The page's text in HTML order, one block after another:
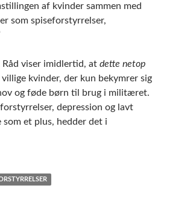
af kvinder sammen med
som spiseforstyrrelser,
viser imidlertid, at dette netop
kvinder, der kun bekymrer sig
og føde børn til brug i militæret.
depression og lavt
et plus, hedder det i